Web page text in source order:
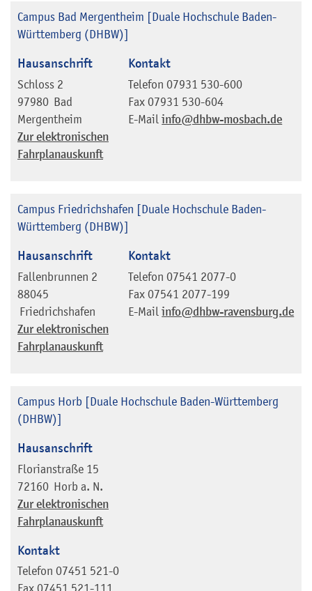
Campus Bad Mergentheim [Duale Hochschule Baden-
Württemberg (DHBW)]
Hausanschrift
Schloss 2
97980 Bad
Mergentheim
Zur elektronischen
Fahrplanauskunft
Kontakt
Telefon 07931 530-600
Fax 07931 530-604
E-Mail info@dhbw-mosbach.de
Campus Friedrichshafen [Duale Hochschule Baden-
Württemberg (DHBW)]
Hausanschrift
Fallenbrunnen 2
88045
Friedrichshafen
Zur elektronischen
Fahrplanauskunft
Kontakt
Telefon 07541 2077-0
Fax 07541 2077-199
E-Mail info@dhbw-ravensburg.de
Campus Horb [Duale Hochschule Baden-Württemberg
(DHBW)]
Hausanschrift
Florianstraße 15
72160 Horb a. N.
Zur elektronischen
Fahrplanauskunft
Kontakt
Telefon 07451 521-0